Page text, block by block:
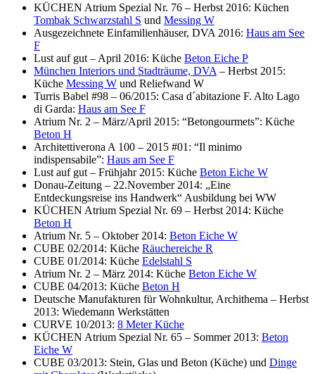
KÜCHEN Atrium Spezial Nr. 76 – Herbst 2016: Küchen
Tombak Schwarzstahl S und Messing W
Ausgezeichnete Einfamilienhäuser, DVA 2016: Haus am See
F
Lust auf gut – April 2016: Küche Beton Eiche P
München Interiors und Stadträume, DVA – Herbst 2015:
Küche Messing W und Reliefwand W
Turris Babel #98 – 06/2015: Casa d´abitazione F. Alto Lago
di Garda: Haus am See F
Atrium Nr. 2 – März/April 2015: “Betongourmets”: Küche
Beton H
Architettiverona A 100 – 2015 #01: “Il minimo
indispensabile”: Haus am See F
Lust auf gut – Frühjahr 2015: Küche Beton Eiche W
Donau-Zeitung – 22.November 2014: „Eine
Entdeckungsreise ins Handwerk“ Ausbildung bei WW
KÜCHEN Atrium Spezial Nr. 69 – Herbst 2014: Küche
Beton H
Atrium Nr. 5 – Oktober 2014: Beton Eiche W
CUBE 02/2014: Küche Räuchereiche R
CUBE 01/2014: Küche Edelstahl S
Atrium Nr. 2 – März 2014: Küche Beton Eiche W
CUBE 04/2013: Küche Beton H
Deutsche Manufakturen für Wohnkultur, Archithema – Herbst
2013: Wiedemann Werkstätten
CURVE 10/2013: 8 Meter Küche
KÜCHEN Atrium Spezial Nr. 65 – Sommer 2013: Beton
Eiche W
CUBE 03/2013: Stein, Glas und Beton (Küche) und Dinge